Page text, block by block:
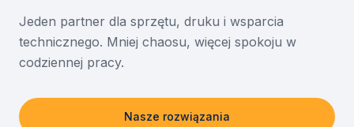
O nas
Kontakt
Jeden partner dla sprzętu, druku i wsparcia
technicznego. Mniej chaosu, więcej spokoju w
codziennej pracy.
Nasze rozwiązania